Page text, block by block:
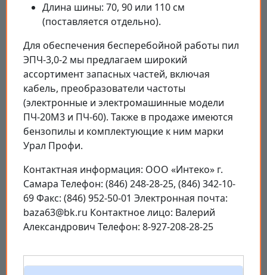
Длина шины: 70, 90 или 110 см
(поставляется отдельно).
Для обеспечения бесперебойной работы пил
ЭПЧ-3,0-2 мы предлагаем широкий
ассортимент запасных частей, включая
кабель, преобразователи частоты
(электронные и электромашинные модели
ПЧ-20М3 и ПЧ-60). Также в продаже имеются
бензопилы и комплектующие к ним марки
Урал Профи.
Контактная информация: ООО «Интеко» г.
Самара Телефон: (846) 248-28-25, (846) 342-10-
69 Факс: (846) 952-50-01 Электронная почта:
baza63@bk.ru Контактное лицо: Валерий
Александрович Телефон: 8-927-208-28-25